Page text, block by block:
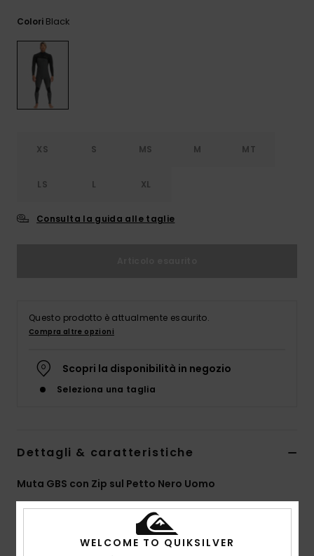
Colori Black
XS S MS M MT
LS L XL
Consulta la guida alle taglie
Questo prodotto è attualmente esaurito.
Compra altre opzioni
Scopri la disponibilità in negozio
Seleziona una taglia
Dettagli & caratteristiche
Muta GBS con Zip sul Petto Nero Uomo
StyleAQYW103113 Codice colorekvd0
CaratteristicheWELCOME TO QUIKSILVER